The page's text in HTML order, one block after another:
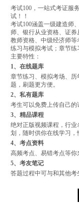
考试100，一站式考证服
试！！
考试100涵盖一级建造师
师、银行从业资格、证券
教师资格、中级经济师
练习与模拟考试；章节练
主要特性：
1、在线题库
章节练习、模拟考场、
题，刷题更方便。
2、私有题库
考生可以免费上传自己的
3、精品课程
绝对正版视频课程，行
划，随时供你在线学习，
4、考点资料
高频考点、易错考点等你
5、考友笔记
答题过程中可与和其他考